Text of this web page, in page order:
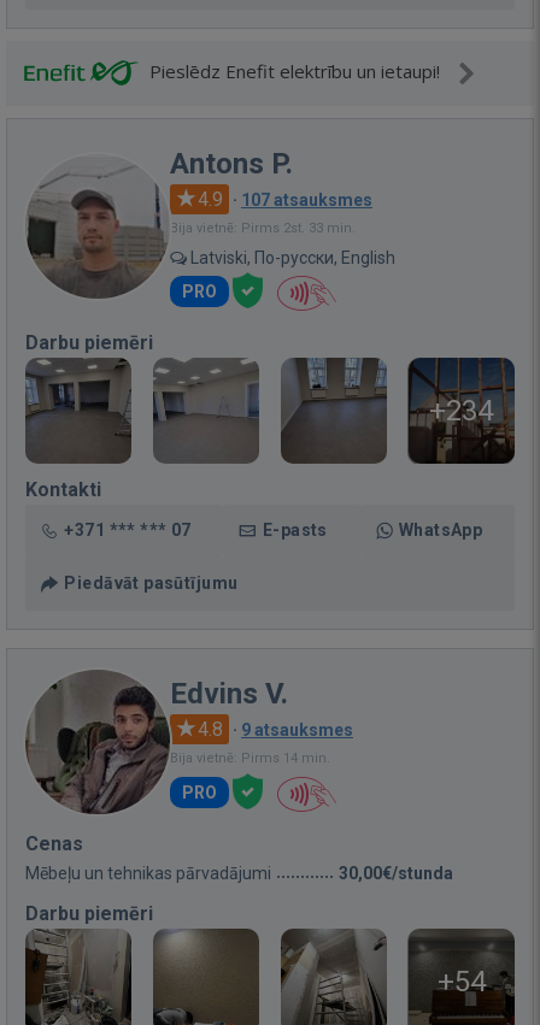
Pieslēdz Enefit elektrību un ietaupi!
Antons P.
4.9 · 107 atsauksmes
Bija vietnē: Pirms 2st. 33 min.
Latviski, По-русски, English
PRO
Darbu piemēri
+234
Kontakti
+371 *** *** 07 E-pasts WhatsApp
Piedāvāt pasūtījumu
Edvins V.
4.8 · 9 atsauksmes
Bija vietnē: Pirms 14 min.
PRO
Cenas
Mēbeļu un tehnikas pārvadājumi 30,00€/stunda
Darbu piemēri
+54